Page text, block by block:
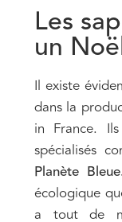
Les
un
Il existe
dans la
in France.
spécialisés
Planète
écologique
a tout de